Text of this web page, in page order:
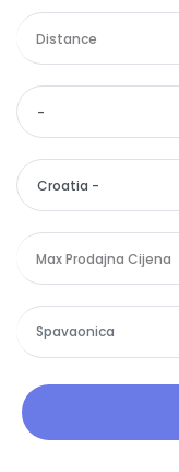
Distance
-
Croatia -
Max Prodajna Cijena